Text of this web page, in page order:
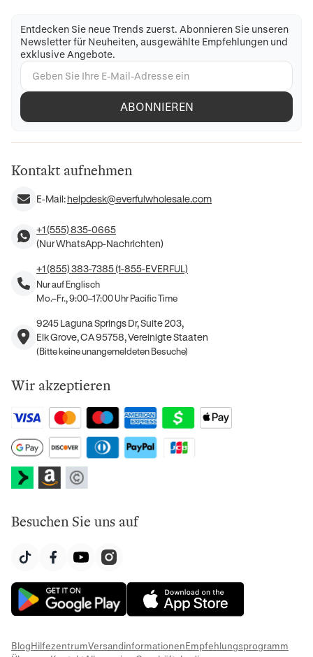
Entdecken Sie neue Trends zuerst. Abonnieren Sie unseren
Newsletter für Neuheiten, ausgewählte Empfehlungen und
exklusive Angebote.
ABONNIEREN
Kontakt aufnehmen
E-Mail:helpdesk@everfulwholesale.com
+1 (555) 835-0665
(Nur WhatsApp-Nachrichten)
+1 (855) 383-7385 (1-855-EVERFUL)
Nur auf Englisch
Mo.–Fr., 9:00–17:00 Uhr Pacific Time
9245 Laguna Springs Dr, Suite 203,
Elk Grove, CA 95758, Vereinigte Staaten
(Bitte keine unangemeldeten Besuche)
Wir akzeptieren
Besuchen Sie uns auf
BlogHilfezentrumVersandinformationenEmpfehlungsprogramm